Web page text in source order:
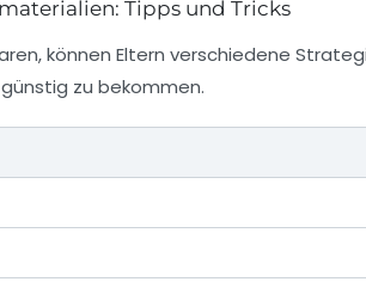
Tipps und Tricks
können Eltern verschiedene
zu bekommen.